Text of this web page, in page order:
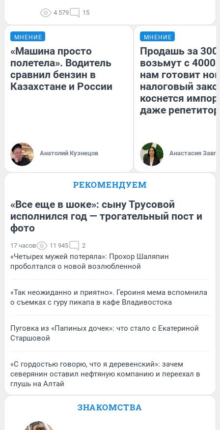
4 579 15
МНЕНИЕ
«Машина просто
полетела». Водитель
сравнил бензин в
Казахстане и России
Анатолий Кузнецов
МНЕНИЕ
Продашь за
возьмут с
нам готовит
налоговый
коснется
даже
Анастасия
РЕКОМЕНДУЕМ
«Все еще в шоке»: сыну Трусовой
исполнился год — трогательный пост и
фото
17 часов 11 945 2
«Четырех мужей потеряла»: Прохор Шаляпин
проболтался о новой возлюбленной
«Так неожиданно и приятно». Героиня мема вспомнила
о съемках с гуру пикапа в кафе Владивостока
Пуговка из «Папиных дочек»: что стало с Екатериной
Старшовой
«С гордостью говорю, что я деревенский»: зачем
северянин оставил нефтяную компанию и переехал в
глушь на Алтай
ЗНАКОМСТВА